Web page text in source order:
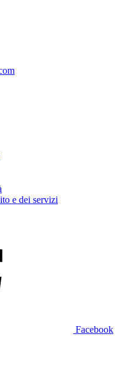
e dei servizi
Facebook